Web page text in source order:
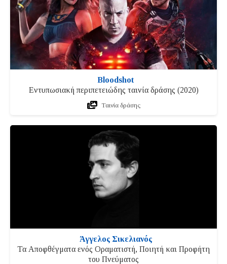
Bloodshot
Εντυπωσιακή περιπετειώδης ταινία δράσης (2020)
Ταινία δράσης
Άγγελος Σικελιανός
Τα Αποφθέγματα ενός Οραματιστή, Ποιητή και Προφήτη
του Πνεύματος